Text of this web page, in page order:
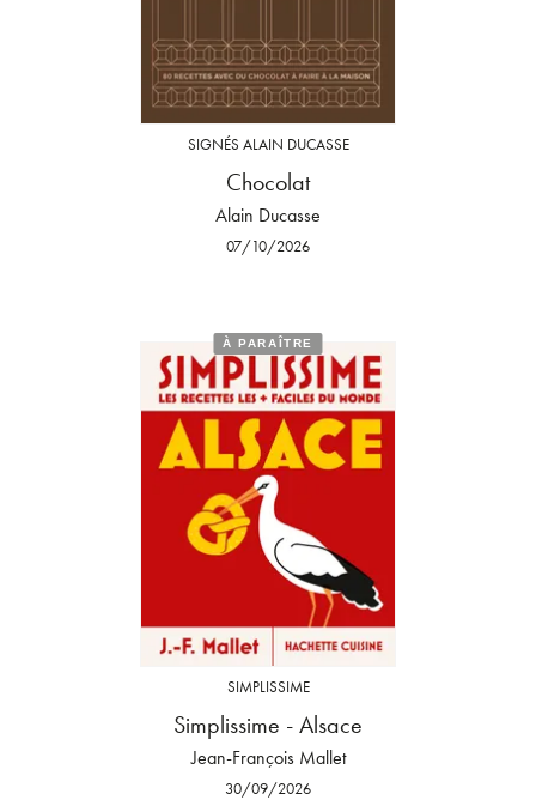
SIGNÉS ALAIN DUCASSE
Chocolat
Alain Ducasse
07/10/2026
À PARAÎTRE
SIMPLISSIME
Simplissime - Alsace
Jean-François Mallet
30/09/2026